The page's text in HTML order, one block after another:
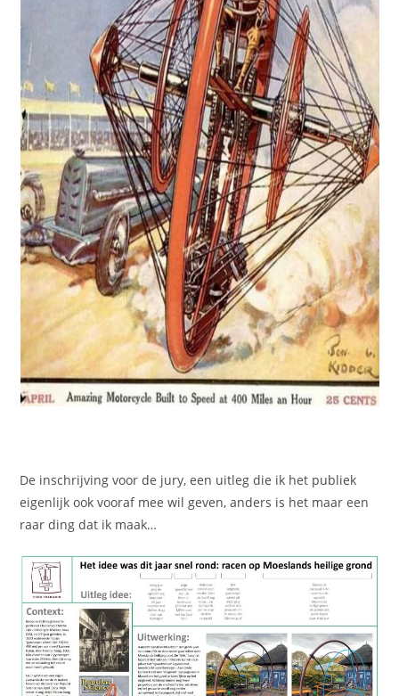
De inschrijving voor de jury, een uitleg die ik het publiek
eigenlijk ook vooraf mee wil geven, anders is het maar een
raar ding dat ik maak…